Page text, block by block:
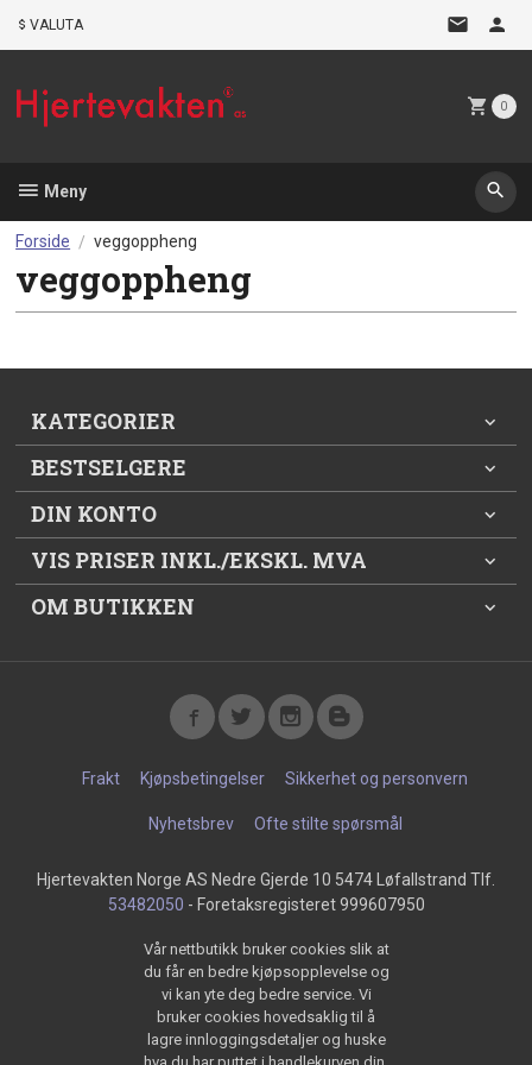
VALUTA
0
Meny
Forside veggoppheng
veggoppheng
KATEGORIER
BESTSELGERE
DIN KONTO
VIS PRISER INKL./EKSKL. MVA
OM BUTIKKEN
Frakt Kjøpsbetingelser Sikkerhet og personvern
Nyhetsbrev Ofte stilte spørsmål
Hjertevakten Norge AS Nedre Gjerde 10 5474 Løfallstrand Tlf.
53482050 - Foretaksregisteret 999607950
Vår nettbutikk bruker cookies slik at
du får en bedre kjøpsopplevelse og
vi kan yte deg bedre service. Vi
bruker cookies hovedsaklig til å
lagre innloggingsdetaljer og huske